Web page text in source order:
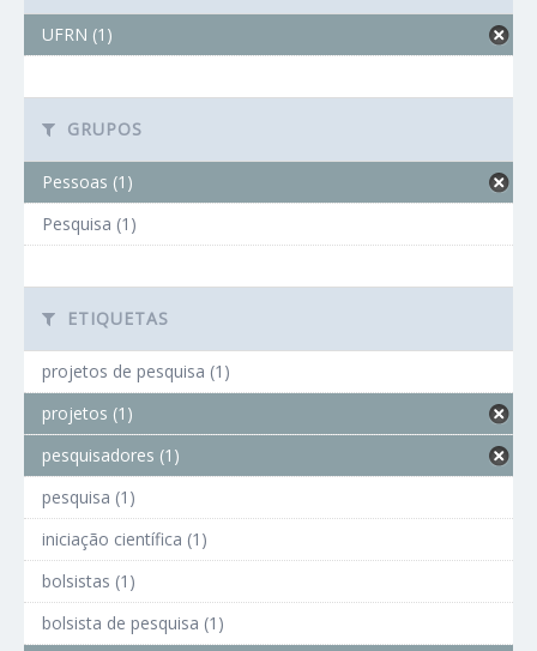
UFRN (1)
GRUPOS
Pessoas (1)
Pesquisa (1)
ETIQUETAS
projetos de pesquisa (1)
projetos (1)
pesquisadores (1)
pesquisa (1)
iniciação científica (1)
bolsistas (1)
bolsista de pesquisa (1)